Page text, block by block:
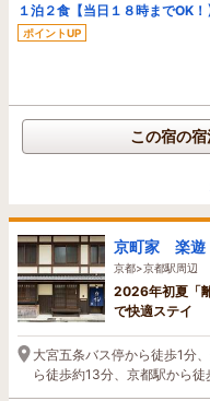
１泊２食【当日１８時までOK！
ポイントUP
この宿の
京町家 楽
京都>京都駅周辺
2026年初夏「
で快適ステイ
大宮五条バス停から徒歩1分
ら徒歩約13分、京都駅から徒